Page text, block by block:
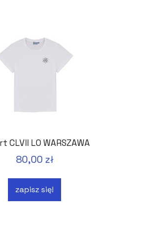
CLVII LO WARSZAWA
80,00 zł
zapisz się!